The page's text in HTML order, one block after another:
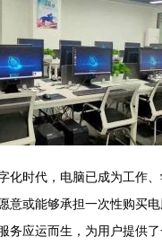
化时代，电脑已成为工作、
意或能够承担一次性购买
务应运而生，为用户提供